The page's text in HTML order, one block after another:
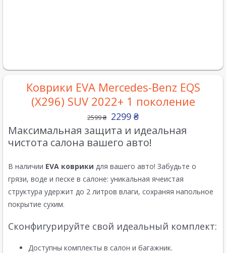
Коврики EVA Mercedes-Benz EQS
(X296) SUV 2022+ 1 поколение
2599₴ 2299 ₴
Максимальная защита и идеальная
чистота салона вашего авто!
В наличии EVA коврики для вашего авто! Забудьте о
грязи, воде и песке в салоне: уникальная ячеистая
структура удержит до 2 литров влаги, сохраняя напольное
покрытие сухим.
Сконфигурируйте свой идеальный комплект:
Доступны комплекты в салон и багажник.